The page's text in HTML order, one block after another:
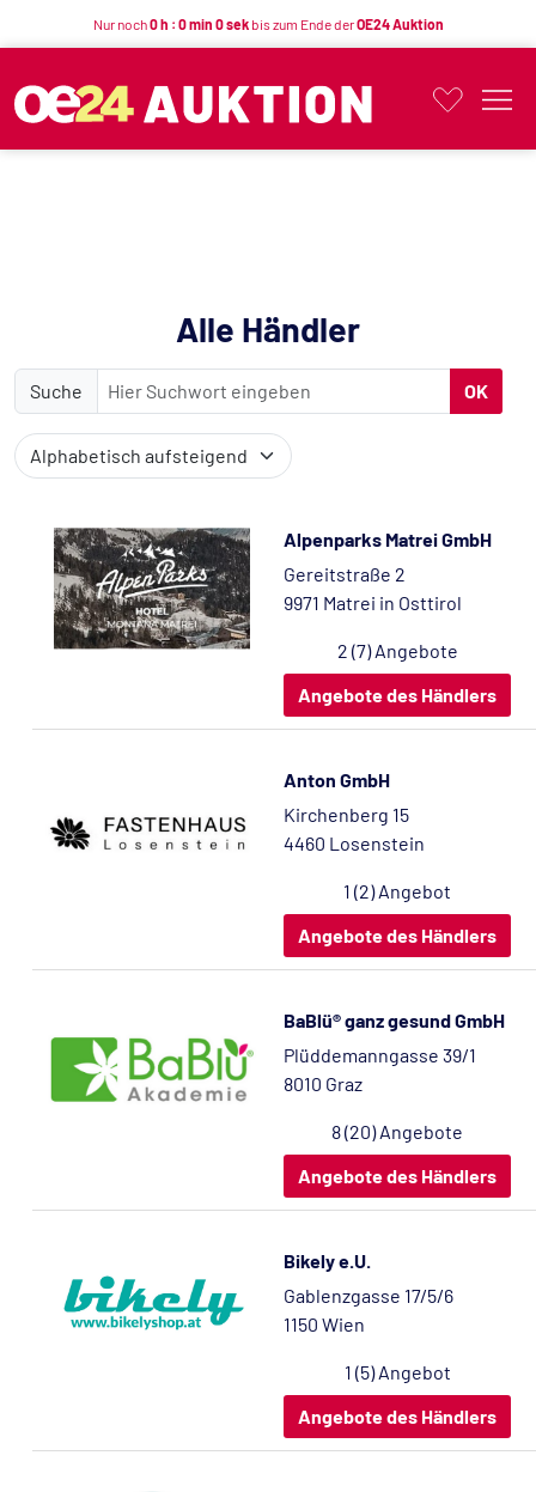
Nur noch0 h : 0 min 0 sekbis zum Ende derOE24 Auktion
Alle Händler
Suche OK
Alpenparks Matrei GmbH
Gereitstraße 2
9971 Matrei in Osttirol
2 (7) Angebote
Angebote des Händlers
Anton GmbH
Kirchenberg 15
4460 Losenstein
1 (2) Angebot
Angebote des Händlers
BaBlü® ganz gesund GmbH
Plüddemanngasse 39/1
8010 Graz
8 (20) Angebote
Angebote des Händlers
Bikely e.U.
Gablenzgasse 17/5/6
1150 Wien
1 (5) Angebot
Angebote des Händlers